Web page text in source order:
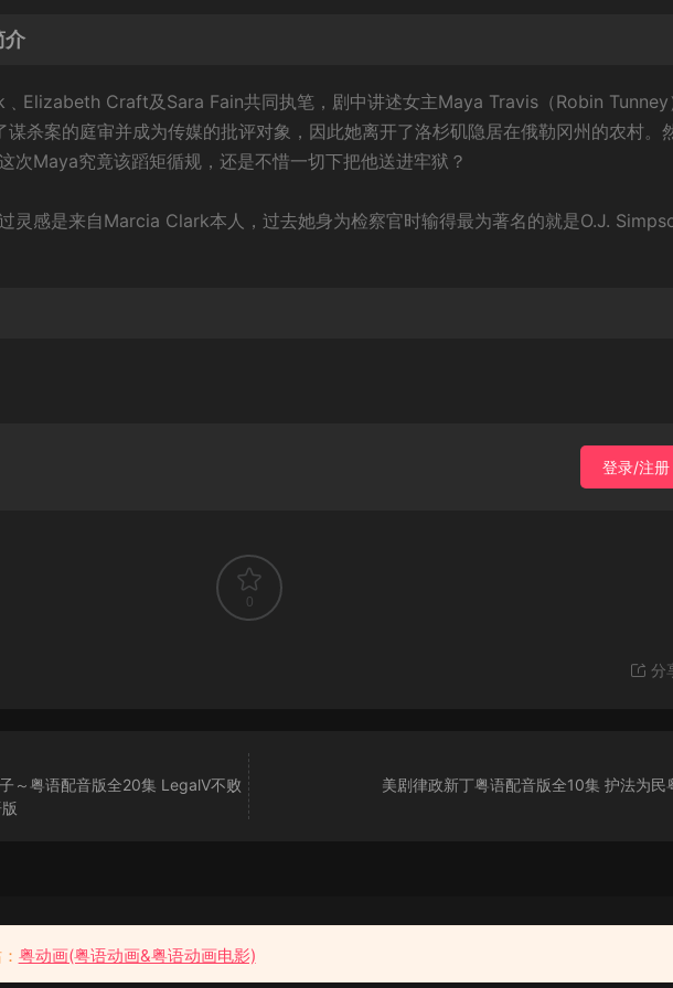
介
Craft及Sara Fain共同执笔，剧中讲述女主Maya Travis（Robin Tunney
杀案的庭审并成为传媒的批评对象，因此她离开了洛杉矶隐居在俄勒冈州的农村。
次Maya究竟该蹈矩循规，还是不惜一切下把他送进牢狱？
灵感是来自Marcia Clark本人，过去她身为检察官时输得最为著名的就是O.J.
登录/注册
0
分
～粤语配音版全20集 LegalV不败
美剧律政新丁粤语配音版全10集 护法为民
酷
ゴ
粤动画(粤语动画&粤语动画电影)